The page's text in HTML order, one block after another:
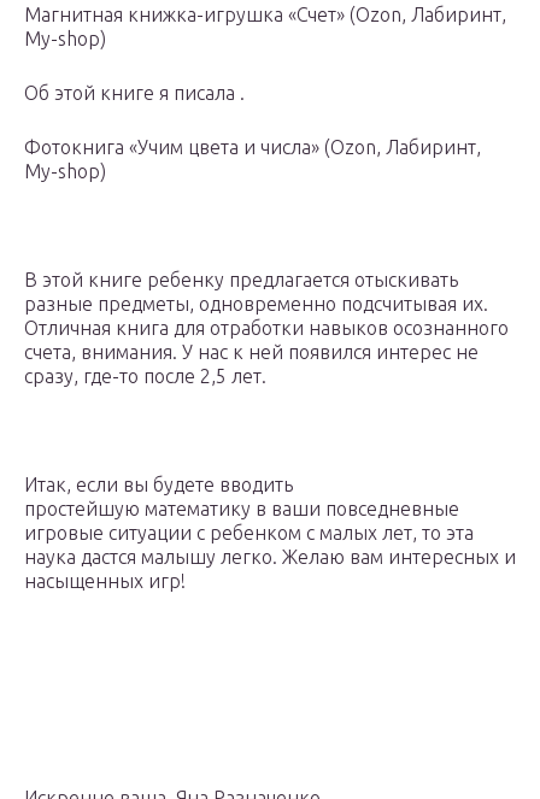
Магнитная книжка-игрушка «Счет» (Ozon, Лабиринт,
My-shop)
Об этой книге я писала .
Фотокнига «Учим цвета и числа» (Ozon, Лабиринт,
My-shop)
В этой книге ребенку предлагается отыскивать
разные предметы, одновременно подсчитывая их.
Отличная книга для отработки навыков осознанного
счета, внимания. У нас к ней появился интерес не
сразу, где-то после 2,5 лет.
Итак, если вы будете вводить
простейшую математику в ваши повседневные
игровые ситуации с ребенком с малых лет, то эта
наука дастся малышу легко. Желаю вам интересных и
насыщенных игр!